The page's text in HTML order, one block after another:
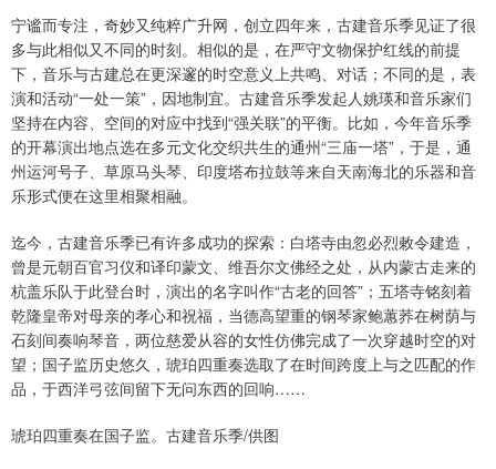
宁谧而专注，奇妙又纯粹广升网，创立四年来，古建音乐季见证了很
多与此相似又不同的时刻。相似的是，在严守文物保护红线的前提
下，音乐与古建总在更深邃的时空意义上共鸣、对话；不同的是，表
演和活动“一处一策”，因地制宜。古建音乐季发起人姚瑛和音乐家们
坚持在内容、空间的对应中找到“强关联”的平衡。比如，今年音乐季
的开幕演出地点选在多元文化交织共生的通州“三庙一塔”，于是，通
州运河号子、草原马头琴、印度塔布拉鼓等来自天南海北的乐器和音
乐形式便在这里相聚相融。
迄今，古建音乐季已有许多成功的探索：白塔寺由忽必烈敕令建造，
曾是元朝百官习仪和译印蒙文、维吾尔文佛经之处，从内蒙古走来的
杭盖乐队于此登台时，演出的名字叫作“古老的回答”；五塔寺铭刻着
乾隆皇帝对母亲的孝心和祝福，当德高望重的钢琴家鲍蕙荞在树荫与
石刻间奏响琴音，两位慈爱从容的女性仿佛完成了一次穿越时空的对
望；国子监历史悠久，琥珀四重奏选取了在时间跨度上与之匹配的作
品，于西洋弓弦间留下无问东西的回响……
琥珀四重奏在国子监。古建音乐季/供图